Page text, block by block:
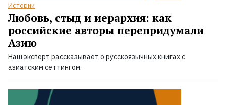
Истории
Любовь, стыд и иерархия: как
российские авторы перепридумали
Азию
Наш эксперт рассказывает о русскоязычных книгах с
азиатским сеттингом.